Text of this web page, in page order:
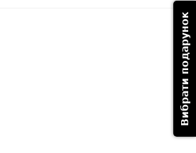
Вибрати подарунок